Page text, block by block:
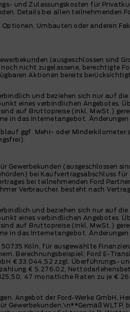
und Zulassungskosten für
Details bei allen teilnehmenden
Umbauten oder anderen
(ausgeschlossen sind
nicht zugelassene, berechtigte
Aktionen bereits
und beziehen sich nur auf
eines verbindlichen Angebotes.
auf Bruttopreise (inkl. MwSt.)
in das Internetangebot.
ggf. Mehr- oder Minderkilometer
Gewerbekunden (ausgeschlossen
bei Kaufvertragsabschluss
bei teilnehmenden Ford
Verbraucher, besteht nach
und beziehen sich nur auf
eines verbindlichen Angebotes.
auf Bruttopreise (inkl. MwSt.)
in das Internetangebot.
Köln, für ausgewählte
Berechnungsbeispiel: Ford E-
€ 33.044,52 zzgl. Überführungs-
€ 5.276,02,
47 monatliche Raten zu je €
Angebot der Ford-Werke GmbH,
Gewerbekunden.\n**Gemäß